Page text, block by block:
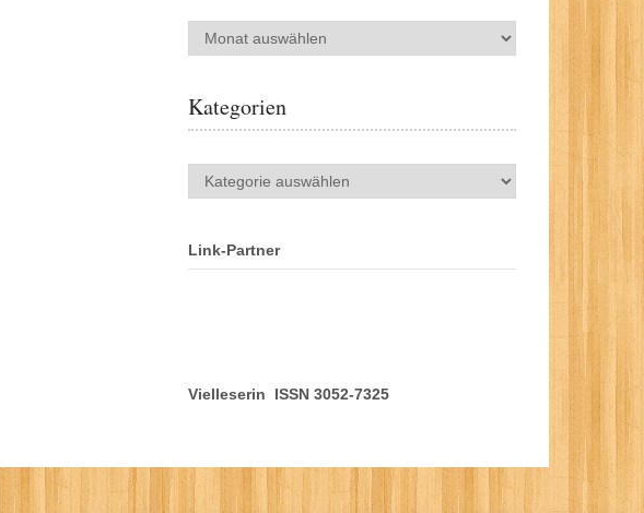
Archiv
Kategorien
Kategorien
Link-Partner
Vielleserin ISSN 3052-7325